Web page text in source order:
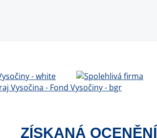
ZÍSKANÁ OCENĚNÍ